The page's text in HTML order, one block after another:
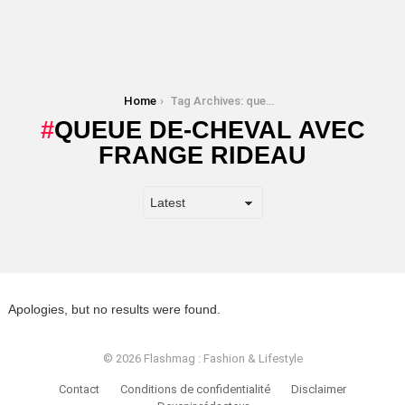
Home Tag Archives: queue de-cheval avec frange rideau
QUEUE DE-CHEVAL AVEC
FRANGE RIDEAU
Apologies, but no results were found.
© 2026 Flashmag : Fashion & Lifestyle
Contact Conditions de confidentialité
Disclaimer